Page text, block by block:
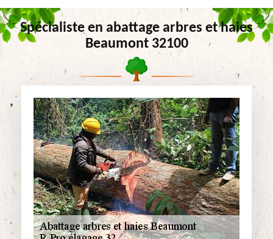
Spécialiste en abattage arbres et haies
Beaumont 32100